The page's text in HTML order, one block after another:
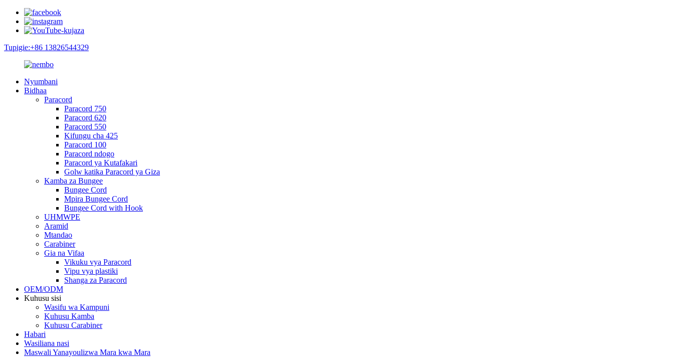
Tupigie:+86 13826544329
Nyumbani
Bidhaa
Paracord
Paracord 750
Paracord 620
Paracord 550
Kifungu cha 425
Paracord 100
Paracord ndogo
Paracord ya Kutafakari
Golw katika Paracord ya Giza
Kamba za Bungee
Bungee Cord
Mpira Bungee Cord
Bungee Cord with Hook
UHMWPE
Aramid
Mtandao
Carabiner
Gia na Vifaa
Vikuku vya Paracord
Vipu vya plastiki
Shanga za Paracord
OEM/ODM
Kuhusu sisi
Wasifu wa Kampuni
Kuhusu Kamba
Kuhusu Carabiner
Habari
Wasiliana nasi
Maswali Yanayoulizwa Mara kwa Mara